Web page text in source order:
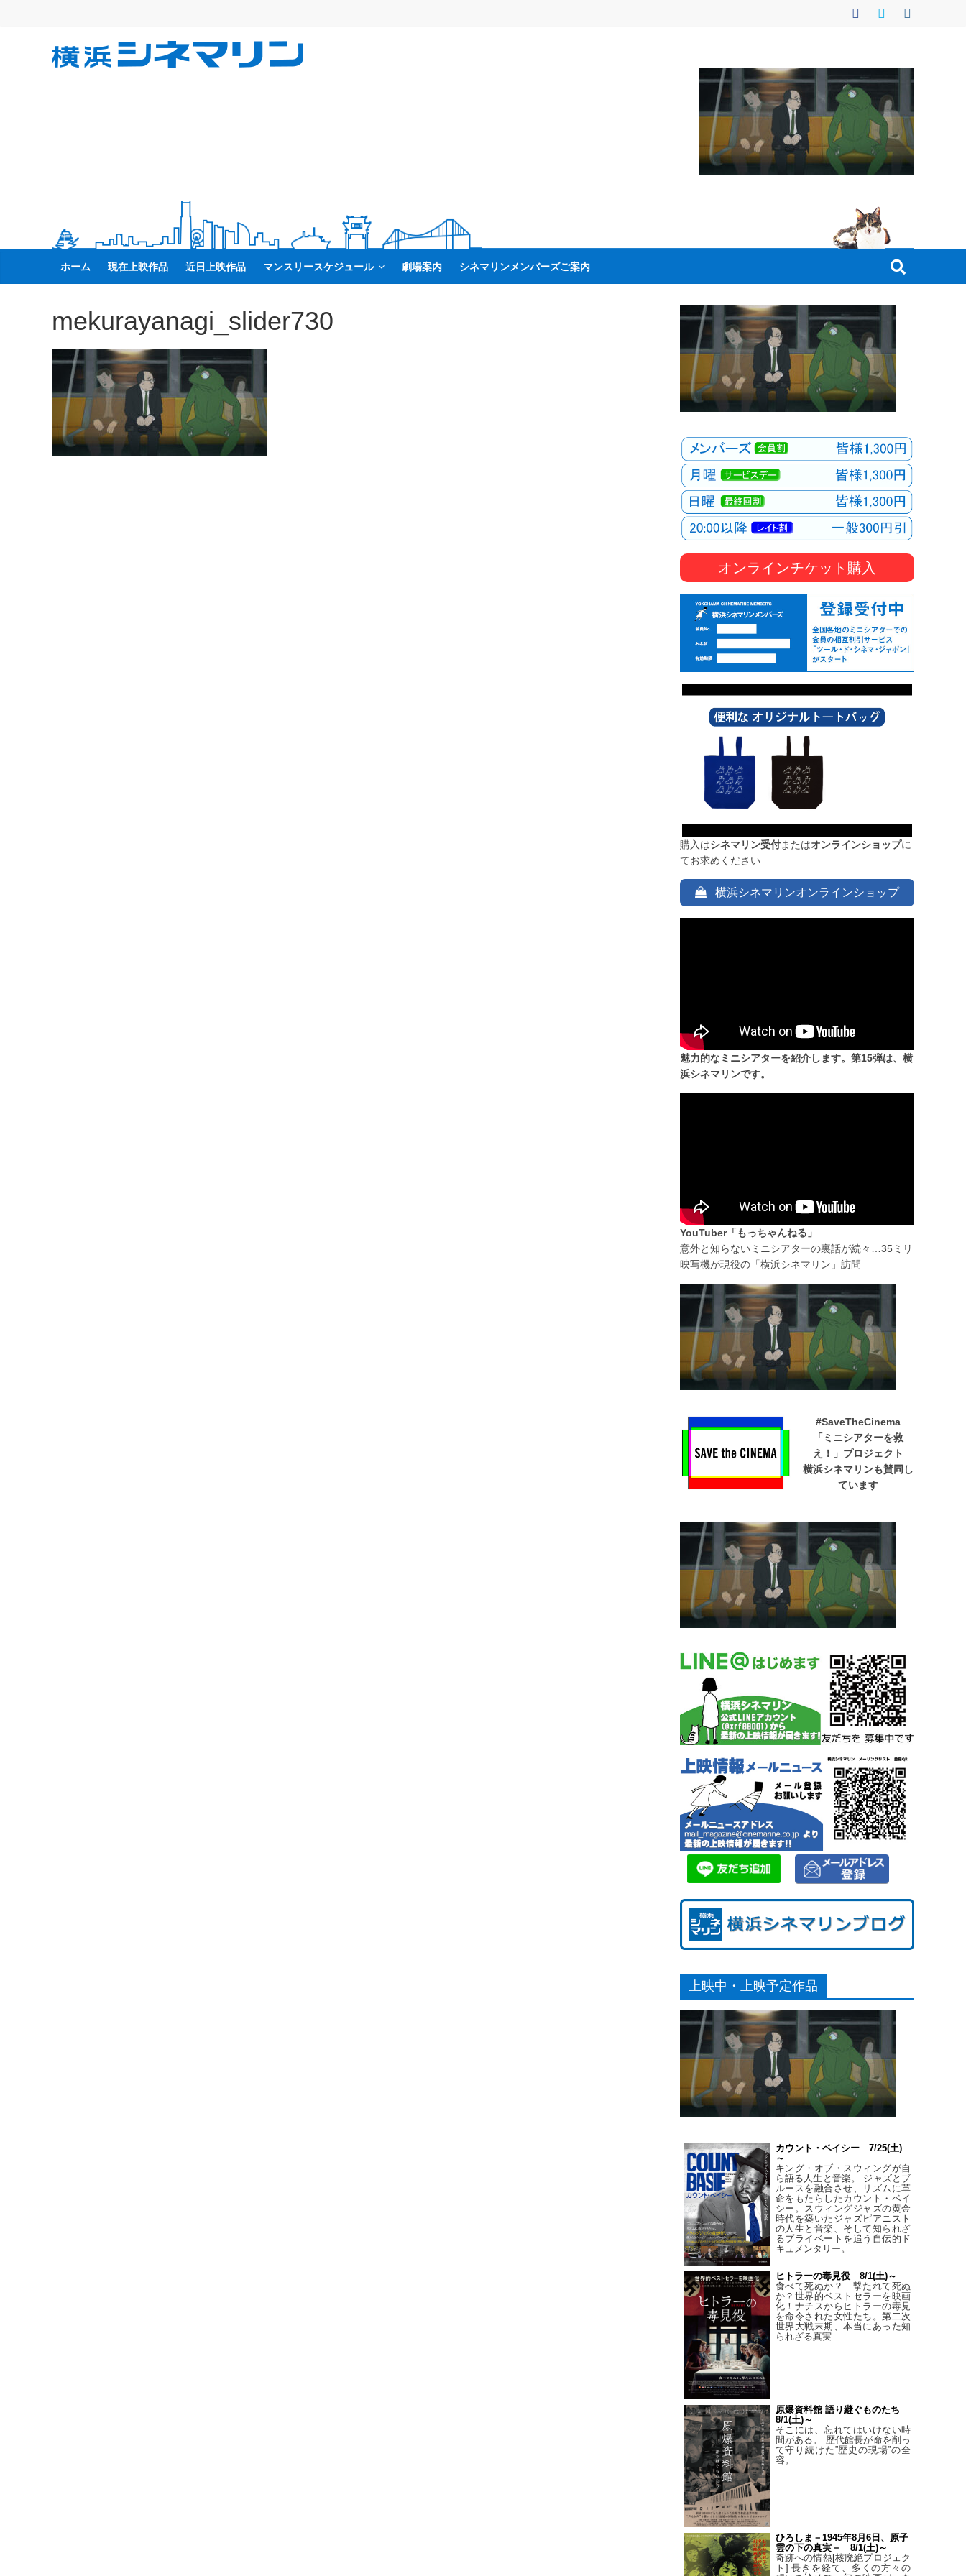
横
マ
リ
ン
映
は
こ
の
ホーム 現在上映作品 近日上映作品 マンスリースケジュール 劇場案内 シネマリンメンバーズご案内
mekurayanagi_slider730
オンラインチケット購入
購入はシネマリン受付またはオンラインショップに
てお求めください
横浜シネマリンオンラインショップ
魅力的なミニシアターを紹介します。第15弾は、横
浜シネマリンです。
YouTuber「もっちゃんねる」
意外と知らないミニシアターの裏話が続々…35ミリ
映写機が現役の「横浜シネマリン」訪問
#SaveTheCinema
「ミニシアターを救
え！」プロジェクト
横浜シネマリンも賛同し
ています
上映中・上映予定作品
カウント・ベイシー 7/25(土)
～
キング・オブ・スウィングが自
ら語る人生と音楽。 ジャズとブ
ルースを融合させ、リズムに革
命をもたらしたカウント・ベイ
シー。スウィングジャズの黄金
時代を築いたジャズピアニスト
の人生と音楽、そして知られざ
るプライベートを追う自伝的ド
キュメンタリー。
ヒトラーの毒見役 8/1(土)～
食べて死ぬか？ 撃たれて死ぬ
か？世界的ベストセラーを映画
化！ナチスからヒトラーの毒見
を命令された女性たち。第二次
世界大戦末期、本当にあった知
られざる真実
原爆資料館 語り継ぐものたち
8/1(土)～
そこには、忘れてはいけない時
間がある。 歴代館長が命を削っ
て守り続けた”歴史の現場”の全
容。
ひろしま－1945年8月6日、原子
雲の下の真実－ 8/1(土)～
奇跡への情熱[核廃絶プロジェク
ト] 長きを経て、多くの方々の